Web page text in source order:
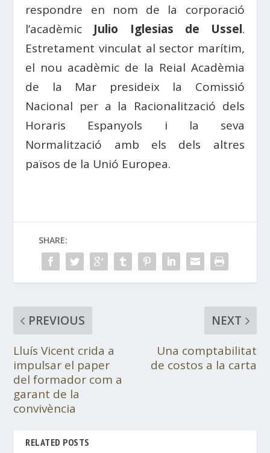
respondre en nom de la corporació
l’acadèmic Julio Iglesias de Ussel.
Estretament vinculat al sector marítim,
el nou acadèmic de la Reial Acadèmia
de la Mar presideix la Comissió
Nacional per a la Racionalització dels
Horaris Espanyols i la seva
Normalització amb els dels altres
països de la Unió Europea.
SHARE:
PREVIOUS
Lluís Vicent crida a
impulsar el paper
del formador com a
garant de la
convivència
NEXT
Una comptabilitat
de costos a la carta
RELATED POSTS